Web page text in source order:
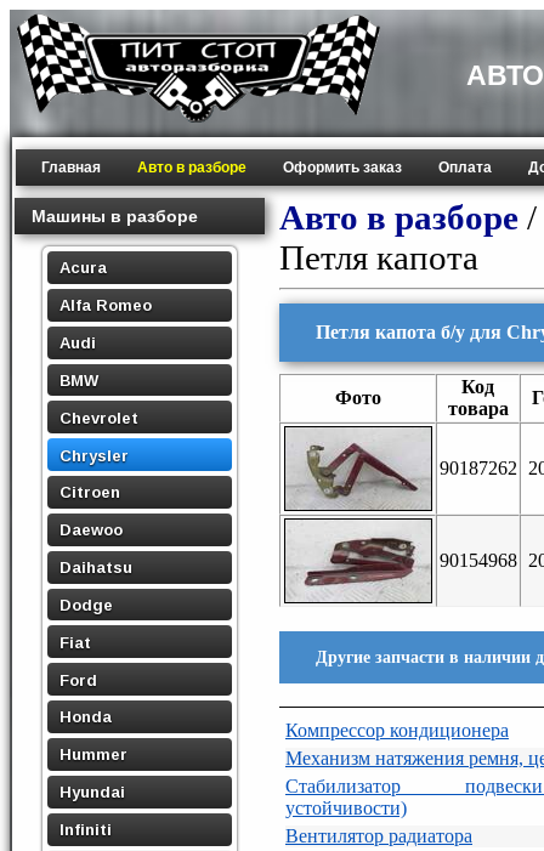
Главная Авто в разборе Оформить заказ Оплата
Машины в разборе
Acura
Alfa Romeo
Audi
BMW
Chevrolet
Chrysler
Citroen
Daewoo
Daihatsu
Dodge
Fiat
Ford
Honda
Hummer
Hyundai
Infiniti
Авто в разборе /
Петля капота
Петля капота б/у для
Фото
Код
товара
90187262
90154968
Другие запчасти в наличии
Компрессор кондиционера
Механизм натяжения ремня,
Стабилизатор
устойчивости)
Вентилятор радиатора